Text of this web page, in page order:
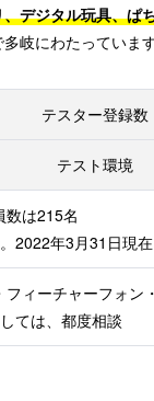
デジタル玩具、ぱ
岐にわたっています
テスター登録数
テスト環境
数は215名
2022年3月31日現在
フィーチャーフォン
ては、都度相談